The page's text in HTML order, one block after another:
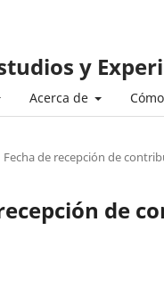
y
Acerca de
Fecha de recepción de
de